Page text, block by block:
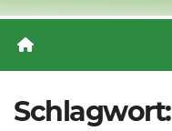
Schlagwort: